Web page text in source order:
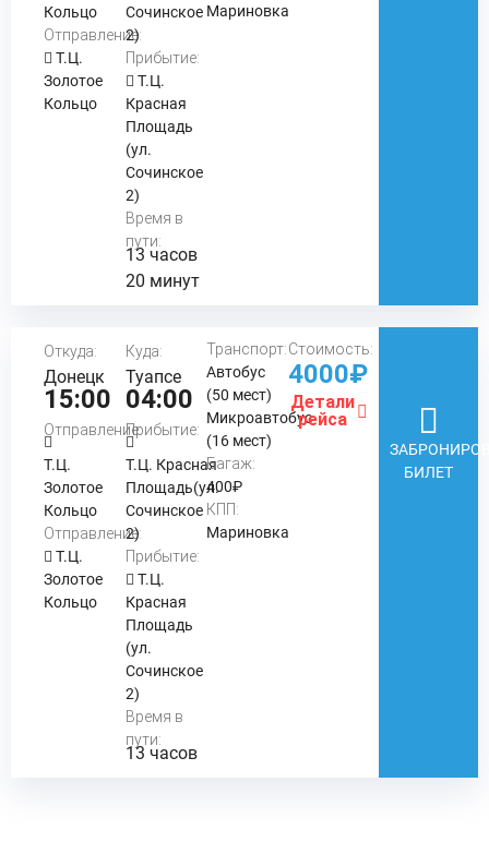
Кольцо
Отправление:
Т.Ц.
Золотое
Кольцо
Сочинское
2)
Прибытие:
Т.Ц.
Красная
Площадь
(ул.
Сочинское
2)
Время в
пути:
13 часов
20 минут
Мариновка
Откуда:
Донецк
15:00
Отправление:
Т.Ц.
Золотое
Кольцо
Отправление:
Т.Ц.
Золотое
Кольцо
Куда:
Туапсе
04:00
Прибытие:
Т.Ц. Красная
Площадь(ул.
Сочинское
2)
Прибытие:
Т.Ц.
Красная
Площадь
(ул.
Сочинское
2)
Время в
пути:
13 часов
Транспорт:
Автобус
(50 мест)
Микроавтобус
(16 мест)
Багаж:
400₽
КПП:
Мариновка
Стоимость:
4000₽
Детали
рейса
БИЛЕТ